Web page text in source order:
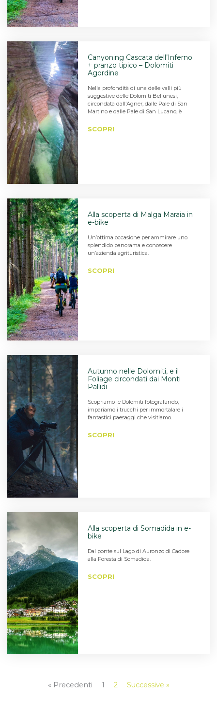
Canyoning Cascata dell’Inferno
+ pranzo tipico – Dolomiti
Agordine
Nella profondità di una delle valli più
suggestive delle Dolomiti Bellunesi,
circondata dall’Agner, dalle Pale di San
Martino e dalle Pale di San Lucano, è
SCOPRI
Alla scoperta di Malga Maraia in
e-bike
Un’ottima occasione per ammirare uno
splendido panorama e conoscere
un’azienda agrituristica.
SCOPRI
Autunno nelle Dolomiti, e il
Foliage circondati dai Monti
Pallidi
Scopriamo le Dolomiti fotografando,
impariamo i trucchi per immortalare i
fantastici paesaggi che visitiamo.
SCOPRI
Alla scoperta di Somadida in e-
bike
Dal ponte sul Lago di Auronzo di Cadore
alla Foresta di Somadida.
SCOPRI
« Precedenti 1 2 Successive »